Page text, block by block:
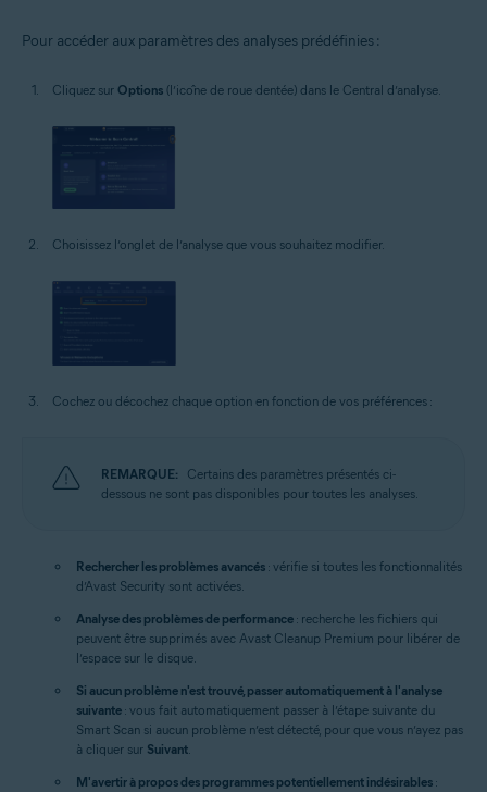
Pour accéder aux paramètres des analyses prédéfinies :
Cliquez sur Options (l’icône de roue dentée) dans le Central d’analyse.
Choisissez l’onglet de l’analyse que vous souhaitez modifier.
Cochez ou décochez chaque option en fonction de vos préférences :
REMARQUE:
Certains des paramètres présentés ci-
dessous ne sont pas disponibles pour toutes les analyses.
Rechercher les problèmes avancés : vérifie si toutes les fonctionnalités
d’Avast Security sont activées.
Analyse des problèmes de performance : recherche les fichiers qui
peuvent être supprimés avec Avast Cleanup Premium pour libérer de
l’espace sur le disque.
Si aucun problème n'est trouvé, passer automatiquement à l'analyse
suivante : vous fait automatiquement passer à l’étape suivante du
Smart Scan si aucun problème n’est détecté, pour que vous n’ayez pas
à cliquer sur Suivant.
M'avertir à propos des programmes potentiellement indésirables :